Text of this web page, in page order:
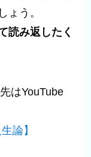
ょう。
読み返したく
はYouTube
論】